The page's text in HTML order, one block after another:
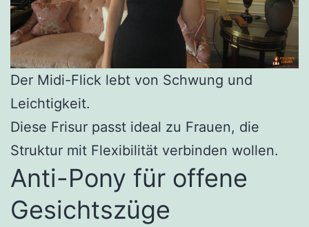
Der Midi-Flick lebt von Schwung und
Leichtigkeit.
Diese Frisur passt ideal zu Frauen, die
Struktur mit Flexibilität verbinden wollen.
Anti-Pony für offene
Gesichtszüge